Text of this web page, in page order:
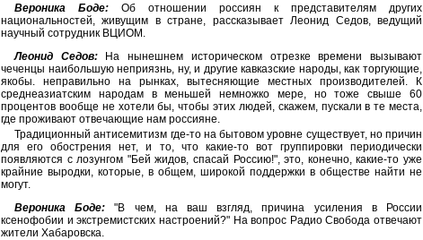
Вероника Боде: Об отношении россиян к представителям других
национальностей, живущим в стране, рассказывает Леонид Седов, ведущий
научный сотрудник ВЦИОМ.
Леонид Седов:На нынешнем историческом отрезке времени вызывают
чеченцы наибольшую неприязнь, ну, и другие кавказские народы, как торгующие,
якобы. неправильно на рынках, вытесняющие местных производителей. К
среднеазиатским народам в меньшей немножко мере, но тоже свыше 60
процентов вообще не хотели бы, чтобы этих людей, скажем, пускали в те места,
где проживают отвечающие нам россияне.
Традиционный антисемитизм где-то на бытовом уровне существует, но причин
для его обострения нет, и то, что какие-то вот группировки периодически
появляются с лозунгом "Бей жидов, спасай Россию!", это, конечно, какие-то уже
крайние выродки, которые, в общем, широкой поддержки в обществе найти не
могут.
Вероника Боде: "В чем, на ваш взгляд, причина усиления в России
ксенофобии и экстремистских настроений?" На вопрос Радио Свобода отвечают
жители Хабаровска.